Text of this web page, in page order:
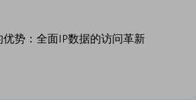
优势：全面IP数据的访问革新